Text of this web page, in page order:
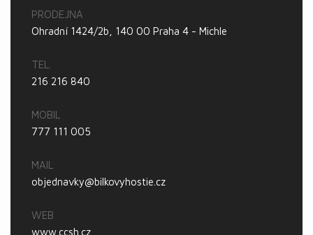
PRODEJNA
Ohradní 1424/2b, 140 00 Praha 4 - Michle
TEL.
216 216 840
MOBIL
777 111 005
MAIL
objednavky@bilkovyhostie.cz
WEB
www.ccsh.cz